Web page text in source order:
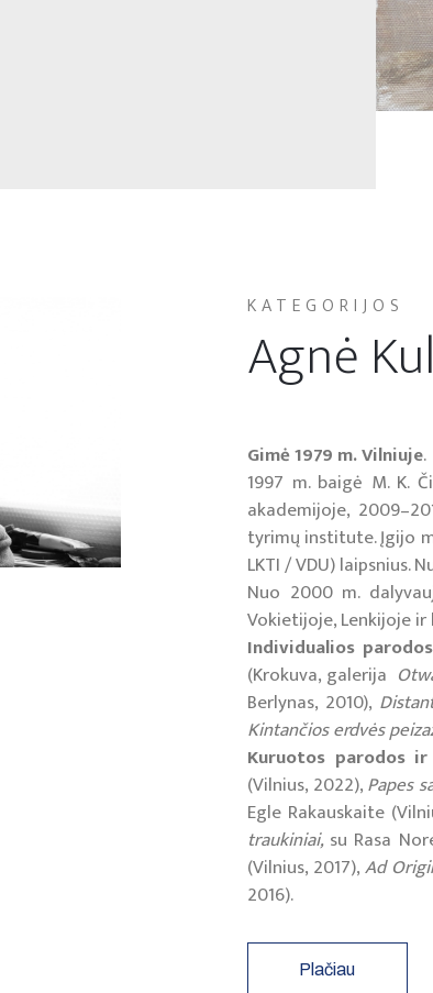
KATEGORIJOS
Agnė
Gimė 1979 m. Vilniuje.
1997 m. baigė M. K.
akademijoje,
tyrimų institute. Įgijo
LKTI / VDU) laipsnius.
Nuo 2000 m.
Vokietijoje, Lenkijoje ir
Individualios parodos
(Krokuva, galerija
Berlynas, 2010),
Kintančios erdvės
Kuruotos parodos
(Vilnius, 2022),Papes
Egle Rakauskaite
traukiniai, su Rasa
(Vilnius, 2017),Ad
2016).
Plačiau